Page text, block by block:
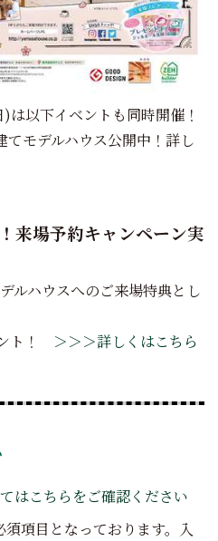
以下イベントも同時開催！
モデルハウス公開中！詳し
来場予約キャンペーン実
ルハウスへのご来場特典とし
ト！ ＞＞＞詳しくはこちら
はこちらをご確認ください
須項目となっております。入